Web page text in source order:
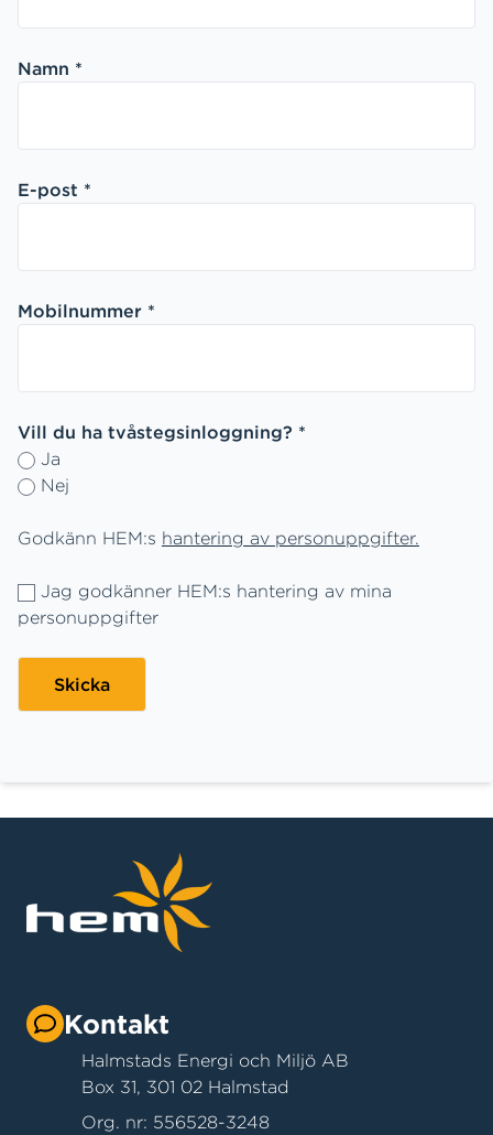
Namn *
E-post *
Mobilnummer *
Vill du ha tvåstegsinloggning? *
Ja
Nej
Godkänn HEM:s hantering av personuppgifter.
Jag godkänner HEM:s hantering av mina
personuppgifter
Skicka
Kontakt
Halmstads Energi och Miljö AB
Box 31, 301 02 Halmstad
Org. nr: 556528-3248